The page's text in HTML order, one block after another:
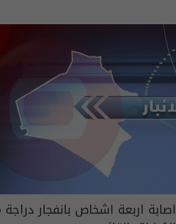
اصابة اربعة اشخاص بانفجار